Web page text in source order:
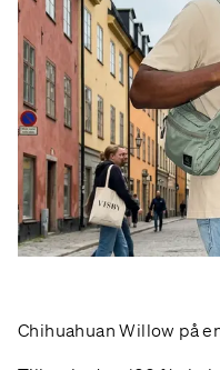
Chihuahuan Willow på